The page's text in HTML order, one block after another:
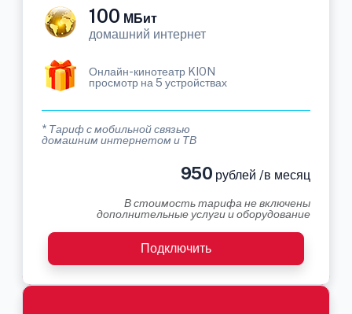
100 МБит
домашний интернет
Онлайн-кинотеатр KION
просмотр на 5 устройствах
* Тариф с мобильной связью
домашним интернетом и ТВ
950 рублей /в месяц
В стоимость тарифа не включены
дополнительные услуги и оборудование
Подключить